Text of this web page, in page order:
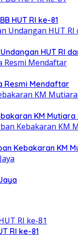
HUT RI ke-81
HUT RI
Resmi Mendaftar
KM Mutiara
Kebakaran KM
RI ke-81